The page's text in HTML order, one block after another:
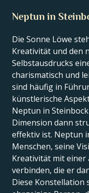
Neptun in
Die Sonne Löwe
Kreativität und den
Selbstausdrucks
charismatisch und
sind häufig in
künstlerische
Neptun in
Dimension dann
effektiv ist. Neptun
Menschen, seine
Kreativität mit einer
verbinden, die er
Diese Konstellation